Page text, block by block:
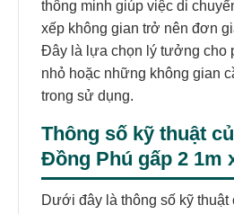
thông minh giúp việc di
xếp không gian trở nên đơn
Đây là lựa chọn lý tưởng cho
nhỏ hoặc những không gian
trong sử dụng.
Thông số kỹ thuật
Đồng Phú gấp 2 1m
Dưới đây là thông số kỹ thuật